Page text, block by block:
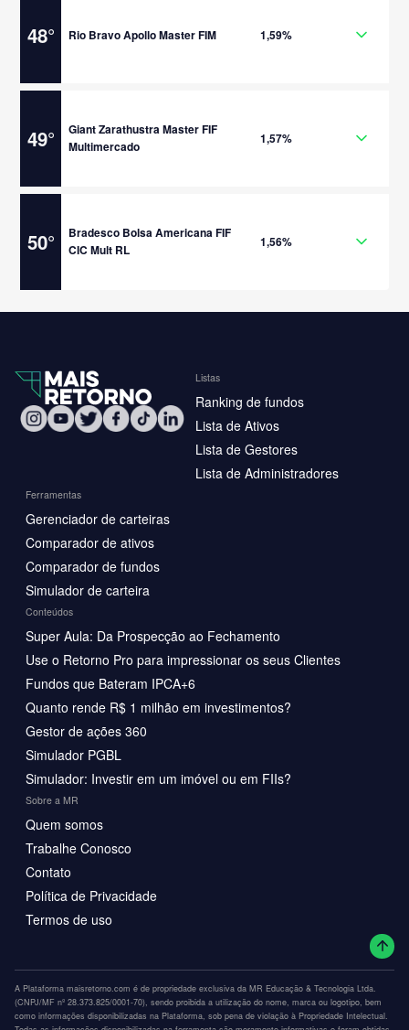
48° Rio Bravo Apollo Master FIM 1,59%
49°
Giant Zarathustra Master FIF
Multimercado
1,57%
50°
Bradesco Bolsa Americana FIF
CIC Mult RL
1,56%
Listas
Ranking de fundos
Lista de Ativos
Lista de Gestores
Lista de Administradores
Ferramentas
Gerenciador de carteiras
Comparador de ativos
Comparador de fundos
Simulador de carteira
Conteúdos
Super Aula: Da Prospecção ao Fechamento
Use o Retorno Pro para impressionar os seus Clientes
Fundos que Bateram IPCA+6
Quanto rende R$ 1 milhão em investimentos?
Gestor de ações 360
Simulador PGBL
Simulador: Investir em um imóvel ou em FIIs?
Sobre a MR
Quem somos
Trabalhe Conosco
Contato
Política de Privacidade
Termos de uso
A Plataforma maisretorno.com é de propriedade exclusiva da MR Educação & Tecnologia Ltda.
(CNPJ/MF nº 28.373.825/0001-70), sendo proibida a utilização do nome, marca ou logotipo, bem
como informações disponibilizadas na Plataforma, sob pena de violação à Propriedade Intelectual.